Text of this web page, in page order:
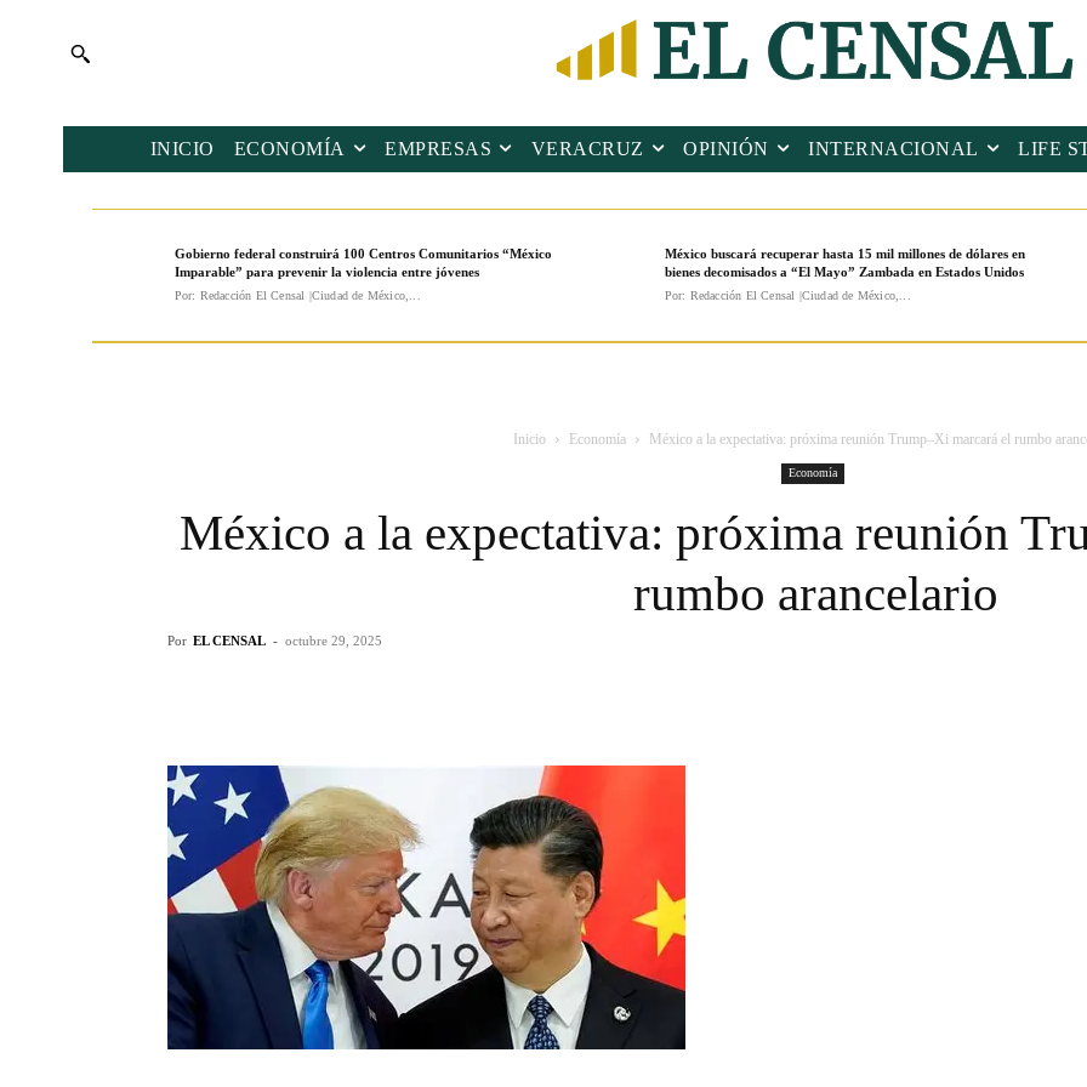
INICIO ECONOMÍA EMPRESAS VERACRUZ OPINIÓN INTERNACIONAL LIFE
Gobierno federal construirá 100 Centros Comunitarios “México
Imparable” para prevenir la violencia entre jóvenes
Por: Redacción El Censal |Ciudad de México,...
México buscará recuperar hasta 15 mil millones de dólares en
bienes decomisados a “El Mayo” Zambada en Estados Unidos
Por: Redacción El Censal |Ciudad de México,...
Inicio Economía México a la expectativa: próxima reunión Trump–Xi marcará el rumbo
Economía
México a la expectativa: próxima reunión
rumbo arancelario
Por EL CENSAL - octubre 29, 2025